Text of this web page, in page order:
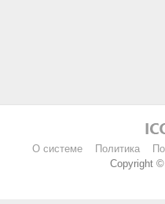
О системе Политика
Copyright